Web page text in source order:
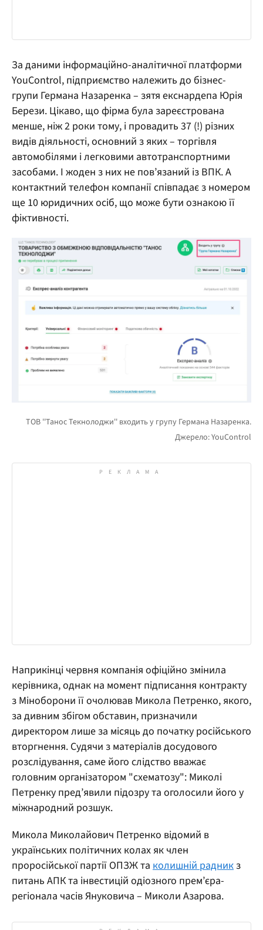
За даними інформаційно-аналітичної платформи
YouControl, підприємство належить до бізнес-
групи Германа Назаренка – зятя екснардепа Юрія
Берези. Цікаво, що фірма була зареєстрована
менше, ніж 2 роки тому, і провадить 37 (!) різних
видів діяльності, основний з яких – торгівля
автомобілями і легковими автотранспортними
засобами. І жоден з них не пов’язаний із ВПК. А
контактний телефон компанії співпадає з номером
ще 10 юридичних осіб, що може бути ознакою її
фіктивності.
Наприкінці червня компанія офіційно змінила
керівника, однак на момент підписання контракту
з Міноборони її очолював Микола Петренко, якого,
за дивним збігом обставин, призначили
директором лише за місяць до початку російського
вторгнення. Судячи з матеріалів досудового
розслідування, саме його слідство вважає
головним організатором "схематозу": Миколі
Петренку пред’явили підозру та оголосили його у
міжнародний розшук.
Микола Миколайович Петренко відомий в
українських політичних колах як член
проросійської партії ОПЗЖ та колишній радник з
питань АПК та інвестицій одіозного прем’єра-
регіонала часів Януковича – Миколи Азарова.